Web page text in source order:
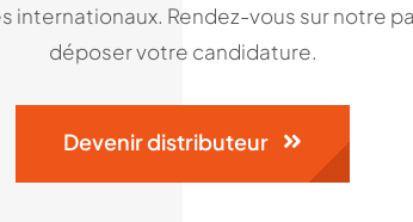
internationaux. Rendez-vous sur notre
déposer votre candidature.
Devenir distributeur